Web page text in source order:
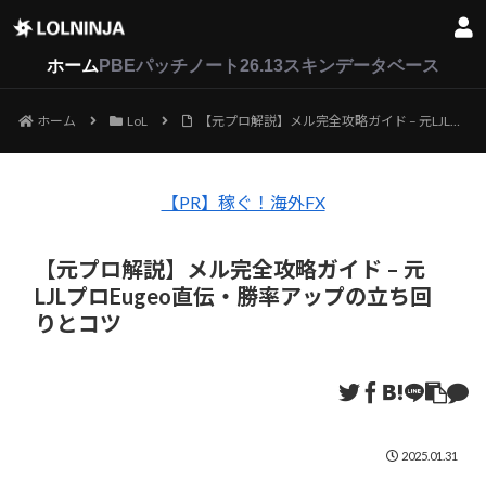
ホーム PBEパッチノート26.13スキンデータベース
ホーム LoL 【元プロ解説】メル完全攻略ガイド – 元LJLプロEugeo直伝・勝率アップの立ち回りとコツ
【PR】稼ぐ！海外FX
【元プロ解説】メル完全攻略ガイド – 元
LJLプロEugeo直伝・勝率アップの立ち回
りとコツ
2025.01.31